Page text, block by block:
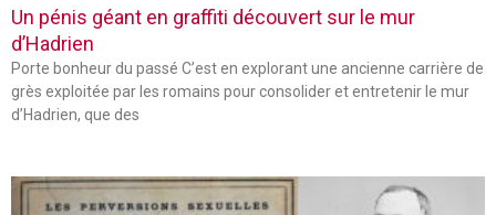
Un pénis géant en graffiti découvert sur le mur
d’Hadrien
Porte bonheur du passé C’est en explorant une ancienne carrière de
grès exploitée par les romains pour consolider et entretenir le mur
d’Hadrien, que des